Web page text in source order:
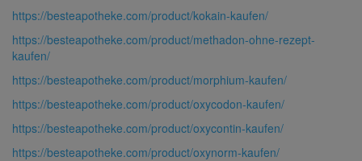
https://besteapotheke.com/product/kokain-kaufen/
https://besteapotheke.com/product/methadon-ohne-rezept-
kaufen/
https://besteapotheke.com/product/morphium-kaufen/
https://besteapotheke.com/product/oxycodon-kaufen/
https://besteapotheke.com/product/oxycontin-kaufen/
https://besteapotheke.com/product/oxynorm-kaufen/